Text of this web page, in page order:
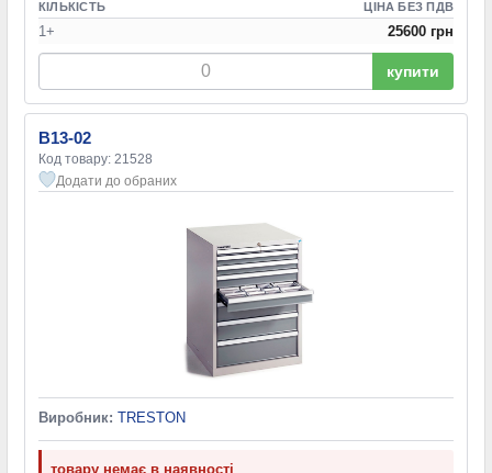
КІЛЬКІСТЬ ЦІНА БЕЗ ПДВ
1+ 25600 грн
купити
B13-02
Код товару: 21528
Додати до обраних
Виробник: TRESTON
товару немає в наявності